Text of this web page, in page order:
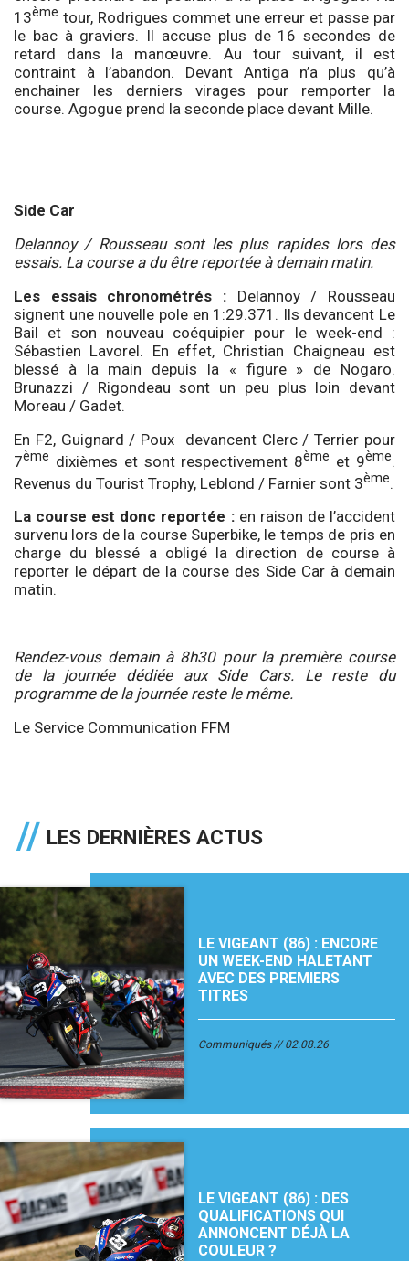
13ème tour, Rodrigues commet une erreur et passe par
le bac à graviers. Il accuse plus de 16 secondes de
retard dans la manœuvre. Au tour suivant, il est
contraint à l’abandon. Devant Antiga n’a plus qu’à
enchainer les derniers virages pour remporter la
course. Agogue prend la seconde place devant Mille.
Side Car
Delannoy / Rousseau sont les plus rapides lors des
essais. La course a du être reportée à demain matin.
Les essais chronométrés : Delannoy / Rousseau
signent une nouvelle pole en 1:29.371. Ils devancent Le
Bail et son nouveau coéquipier pour le week-end :
Sébastien Lavorel. En effet, Christian Chaigneau est
blessé à la main depuis la « figure » de Nogaro.
Brunazzi / Rigondeau sont un peu plus loin devant
Moreau / Gadet.
En F2, Guignard / Poux devancent Clerc / Terrier pour
7ème dixièmes et sont respectivement 8ème et 9ème.
Revenus du Tourist Trophy, Leblond / Farnier sont 3ème.
La course est donc reportée : en raison de l’accident
survenu lors de la course Superbike, le temps de pris en
charge du blessé a obligé la direction de course à
reporter le départ de la course des Side Car à demain
matin.
Rendez-vous demain à 8h30 pour la première course
de la journée dédiée aux Side Cars. Le reste du
programme de la journée reste le même.
Le Service Communication FFM
LES DERNIÈRES ACTUS
LE VIGEANT (86) : ENCORE
UN WEEK-END HALETANT
AVEC DES PREMIERS
TITRES
Communiqués 02.08.26
LE VIGEANT (86) : DES
QUALIFICATIONS QUI
ANNONCENT DÉJÀ LA
COULEUR ?